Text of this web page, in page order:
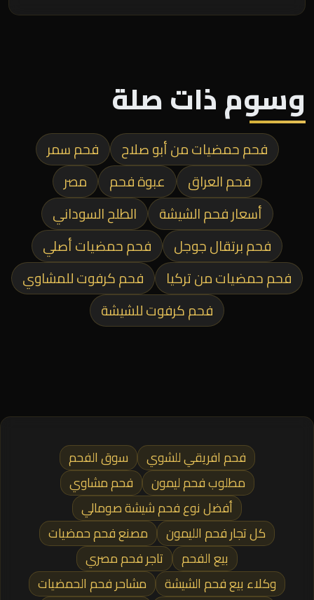
وسوم ذات صلة
فحم حمضيات من أبو صلاح
فحم سمر
فحم العراق
عبوة فحم
مصر
أسعار فحم الشيشة
الطلح السوداني
فحم برتقال جوجل
فحم حمضيات أصلي
فحم حمضيات من تركيا
فحم كرفوت للمشاوي
فحم كرفوت للشيشة
فحم افريقي للشوي
سوق الفحم
مطلوب فحم ليمون
فحم مشاوي
أفضل نوع فحم شيشة صومالي
كل تجار فحم الليمون
مصنع فحم حمضيات
بيع الفحم
تاجر فحم مصري
وكلاء بيع فحم الشيشة
مشاحر فحم الحمضيات